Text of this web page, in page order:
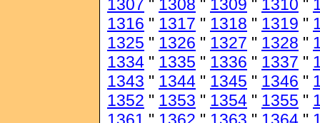
1307 " 1308 " 1309 " 1310 "
1316 " 1317 " 1318 " 1319 "
1325 " 1326 " 1327 " 1328 "
1334 " 1335 " 1336 " 1337 "
1343 " 1344 " 1345 " 1346 "
1352 " 1353 " 1354 " 1355 "